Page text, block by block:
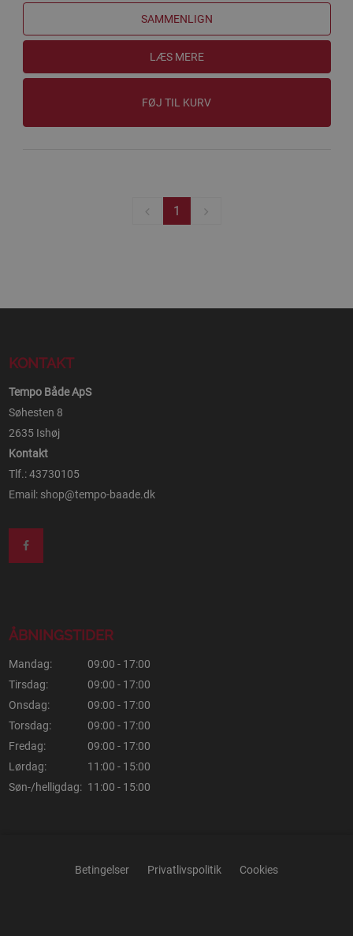
SAMMENLIGN
LÆS MERE
FØJ TIL KURV
1
KONTAKT
Tempo Både ApS
Søhesten 8
2635 Ishøj
Kontakt
Tlf.: 43730105
Email: shop@tempo-baade.dk
ÅBNINGSTIDER
Mandag:
09:00 - 17:00
Tirsdag:
09:00 - 17:00
Onsdag:
09:00 - 17:00
Torsdag:
09:00 - 17:00
Fredag:
09:00 - 17:00
Lørdag:
11:00 - 15:00
Søn-/helligdag: 11:00 - 15:00
Betingelser Privatlivspolitik Cookies